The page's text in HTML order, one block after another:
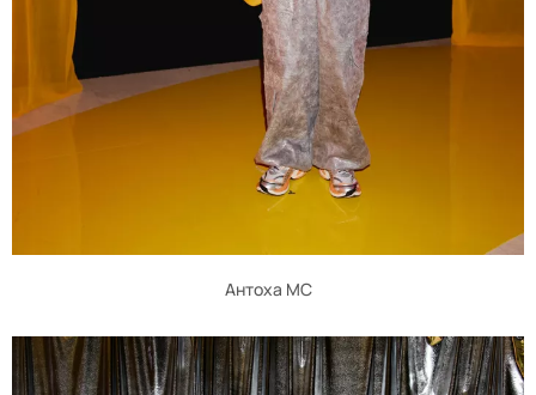
Антоха МС